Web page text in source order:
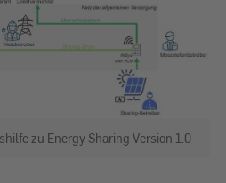
zu Energy Sharing Version 1.0